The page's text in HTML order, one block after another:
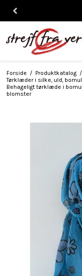
Forside / Produktkatalog /
Tørklæder i silke, uld,
Behageligt tørklæde i
blomster